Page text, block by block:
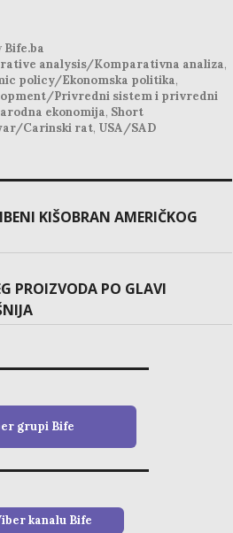
Bife.ba
analysis/Komparativna analiza,
policy/Ekonomska politika,
Privredni sistem i privredni
ekonomija, Short
Carinski rat, USA/SAD
KIŠOBRAN AMERIČKOG
PROIZVODA PO GLAVI
grupi Bife
kanalu Bife